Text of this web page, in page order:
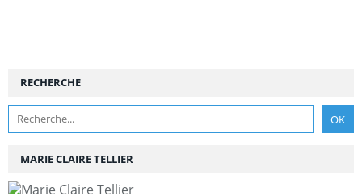
RECHERCHE
MARIE CLAIRE TELLIER